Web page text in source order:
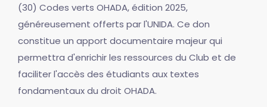
(30) Codes verts OHADA, édition 2025,
généreusement offerts par l'UNIDA. Ce don
constitue un apport documentaire majeur qui
permettra d'enrichir les ressources du Club et de
faciliter l'accès des étudiants aux textes
fondamentaux du droit OHADA.